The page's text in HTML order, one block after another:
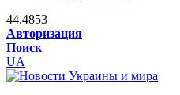
44.4853
Авторизация
Поиск
UA